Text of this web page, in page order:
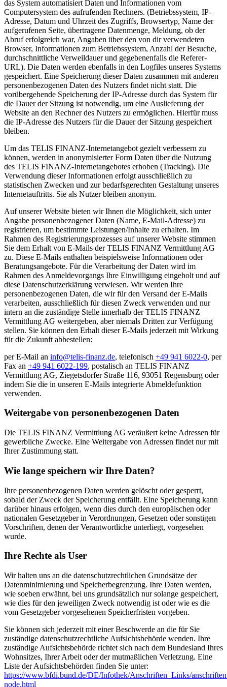
das System automatisiert Daten und Informationen vom
Computersystem des aufrufenden Rechners. (Betriebssystem, IP-
Adresse, Datum und Uhrzeit des Zugriffs, Browsertyp, Name der
aufgerufenen Seite, übertragene Datenmenge, Meldung, ob der
Abruf erfolgreich war, Angaben über den von dir verwendeten
Browser, Informationen zum Betriebssystem, Anzahl der Besuche,
durchschnittliche Verweildauer und gegebenenfalls die Referer-
URL). Die Daten werden ebenfalls in den Logfiles unseres Systems
gespeichert. Eine Speicherung dieser Daten zusammen mit anderen
personenbezogenen Daten des Nutzers findet nicht statt. Die
vorübergehende Speicherung der IP-Adresse durch das System für
die Dauer der Sitzung ist notwendig, um eine Auslieferung der
Website an den Rechner des Nutzers zu ermöglichen. Hierfür muss
die IP-Adresse des Nutzers für die Dauer der Sitzung gespeichert
bleiben.
Um das TELIS FINANZ-Internetangebot gezielt verbessern zu
können, werden in anonymisierter Form Daten über die Nutzung
des TELIS FINANZ-Internetangebotes erhoben (Tracking). Die
Verwendung dieser Informationen erfolgt ausschließlich zu
statistischen Zwecken und zur bedarfsgerechten Gestaltung unseres
Internetauftritts. Sie als Nutzer bleiben anonym.
Auf unserer Website bieten wir Ihnen die Möglichkeit, sich unter
Angabe personenbezogener Daten (Name, E-Mail-Adresse) zu
registrieren, um bestimmte Leistungen/Inhalte zu erhalten. Im
Rahmen des Registrierungsprozesses auf unserer Website stimmen
Sie dem Erhalt von E-Mails der TELIS FINANZ Vermittlung AG
zu. Diese E-Mails enthalten beispielsweise Informationen oder
Beratungsangebote. Für die Verarbeitung der Daten wird im
Rahmen des Anmeldevorgangs Ihre Einwilligung eingeholt und auf
diese Datenschutzerklärung verwiesen. Wir werden Ihre
personenbezogenen Daten, die wir für den Versand der E-Mails
verarbeiten, ausschließlich für diesen Zweck verwenden und nur
intern an die zuständige Stelle innerhalb der TELIS FINANZ
Vermittlung AG weitergeben, aber niemals Dritten zur Verfügung
stellen. Sie können den Erhalt dieser E-Mails jederzeit mit Wirkung
für die Zukunft abbestellen:
per E-Mail an info@telis-finanz.de, telefonisch +49 941 6022-0, per
Fax an +49 941 6022-199, postalisch an TELIS FINANZ
Vermittlung AG, Ziegetsdorfer Straße 116, 93051 Regensburg oder
indem Sie die in unseren E-Mails integrierte Abmeldefunktion
verwenden.
Weitergabe von personenbezogenen Daten
Die TELIS FINANZ Vermittlung AG veräußert keine Adressen für
gewerbliche Zwecke. Eine Weitergabe von Adressen findet nur mit
Ihrer Zustimmung statt.
Wie lange speichern wir Ihre Daten?
Ihre personenbezogenen Daten werden gelöscht oder gesperrt,
sobald der Zweck der Speicherung entfällt. Eine Speicherung kann
darüber hinaus erfolgen, wenn dies durch den europäischen oder
nationalen Gesetzgeber in Verordnungen, Gesetzen oder sonstigen
Vorschriften, denen der Verantwortliche unterliegt, vorgesehen
wurde.
Ihre Rechte als User
Wir halten uns an die datenschutzrechtlichen Grundsätze der
Datenminimierung und Speicherbegrenzung. Ihre Daten werden,
wie soeben erwähnt, bei uns grundsätzlich nur solange gespeichert,
wie dies für den jeweiligen Zweck notwendig ist oder wie es die
vom Gesetzgeber vorgesehenen Speicherfristen vorgeben.
Sie können sich jederzeit mit einer Beschwerde an die für Sie
zuständige datenschutzrechtliche Aufsichtsbehörde wenden. Ihre
zuständige Aufsichtsbehörde richtet sich nach dem Bundesland Ihres
Wohnsitzes, Ihrer Arbeit oder der mutmaßlichen Verletzung. Eine
Liste der Aufsichtsbehörden finden Sie unter:
https://www.bfdi.bund.de/DE/Infothek/Anschriften_Links/
node.html